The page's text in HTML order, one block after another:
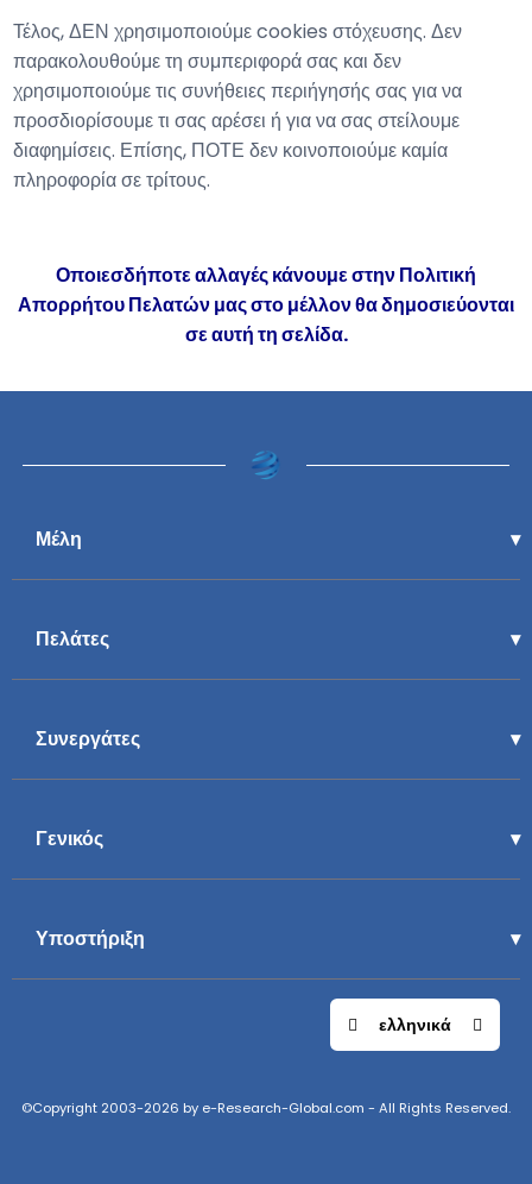
Τέλος, ΔΕΝ χρησιμοποιούμε cookies στόχευσης. Δεν
παρακολουθούμε τη συμπεριφορά σας και δεν
χρησιμοποιούμε τις συνήθειες περιήγησής σας για να
προσδιορίσουμε τι σας αρέσει ή για να σας στείλουμε
διαφημίσεις. Επίσης, ΠΟΤΕ δεν κοινοποιούμε καμία
πληροφορία σε τρίτους.
Οποιεσδήποτε αλλαγές κάνουμε στην Πολιτική
Απορρήτου Πελατών μας στο μέλλον θα δημοσιεύονται
σε αυτή τη σελίδα.
Μέλη
Πελάτες
Συνεργάτες
Γενικός
Υποστήριξη
ελληνικά
©Copyright 2003-2026 by e-Research-Global.com - All Rights Reserved.